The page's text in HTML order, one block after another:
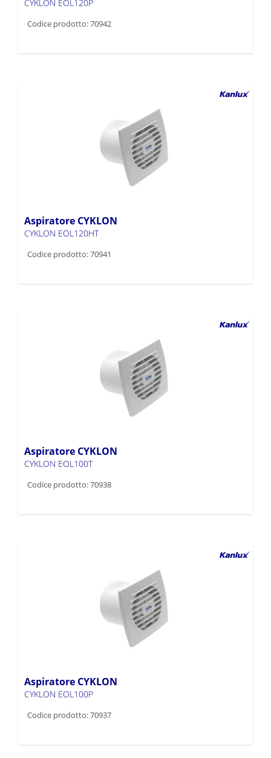
CYKLON EOL120P
Codice prodotto: 70942
Aspiratore CYKLON
CYKLON EOL120HT
Codice prodotto: 70941
Aspiratore CYKLON
CYKLON EOL100T
Codice prodotto: 70938
Aspiratore CYKLON
CYKLON EOL100P
Codice prodotto: 70937